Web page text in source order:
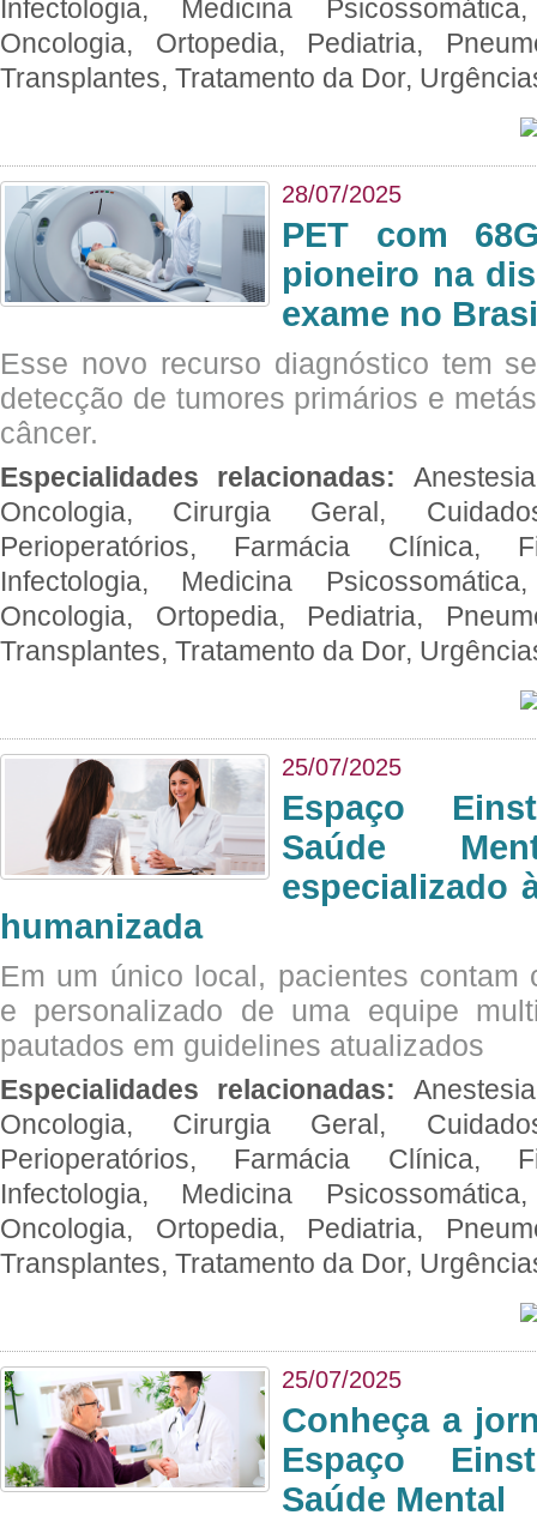
Infectologia, Medicina
Oncologia, Ortopedia, Pediatria,
Transplantes, Tratamento da Dor,
28/07/2025
PET com
pioneiro na
exame no
Esse novo recurso diagnóstico tem
detecção de tumores primários e
câncer.
Especialidades relacionadas:
Oncologia, Cirurgia Geral,
Perioperatórios, Farmácia Clínica,
Infectologia, Medicina
Oncologia, Ortopedia, Pediatria,
Transplantes, Tratamento da Dor,
25/07/2025
Espaço
Saúde
especializado
humanizada
Em um único local, pacientes contam
e personalizado de uma equipe
pautados em guidelines atualizados
Especialidades relacionadas:
Oncologia, Cirurgia Geral,
Perioperatórios, Farmácia Clínica,
Infectologia, Medicina
Oncologia, Ortopedia, Pediatria,
Transplantes, Tratamento da Dor,
25/07/2025
Conheça a
Espaço
Saúde Mental